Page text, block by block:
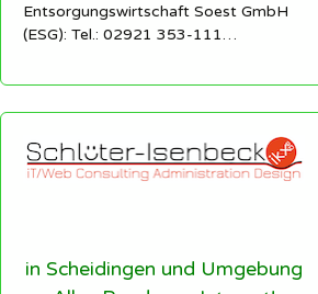
Entsorgungswirtschaft Soest GmbH
(ESG): Tel.: 02921 353-111…
in Scheidingen und Umgebung